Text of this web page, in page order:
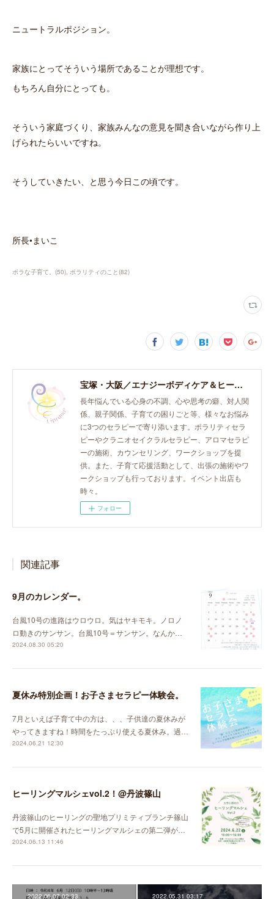
ニュートラルポジション。
家族にとってそういう場所であることが理想です。
もちろん自分にとっても。
そういう家庭づくり、家族みんなの意見を聞き合いながら作り上
げられたらいいですね。
そうしていきたい、と思う今日この頃です。
所長•まいこ
ポラな子育て。 (50) ポラリティのこと(82)
宝塚・大阪／エナジーボディケア＆ヒーリング「癒し、育て、らしく生きる。」おとなとこどものセラピースペース。
長年悩んでいる心身の不調、心や思考の癖、対人関
係、親子関係、子育ての困りごと等、様々なお悩み
に3つのセラピーで寄り添います。ポラリティセラ
ピーやクラニオセイクラルセラピー、アロマセラピ
ーの施術、カウンセリング、ワークショップを提
供。また、子育て応援活動として、出張の施術やワ
ークショップも行っております。イベント出店も
時々。
フォロー
関連記事
9月のカレンダー。
台風10号の進路はウロウロ。気はヤキモキ。ノロノ
ロ動きのサンサン。台風10号＝サンサン。なんか…
2024.08.30 05:20
夏休み特別企画！お子さまセラピー体験会。
7月といえば子育て中の方は、、、子供達の夏休みが
やってきますね！時間をたっぷり使える夏休み。過…
2024.06.21 12:30
ヒーリングマルシェvol.2！@丹波篠山
丹波篠山のヒーリングの聖地プリミティブランチ篠山
で5月に開催されたヒーリングマルシェの第二弾が…
2024.06.13 11:46
2022.06.07 02:33 2022.05.31 03:17